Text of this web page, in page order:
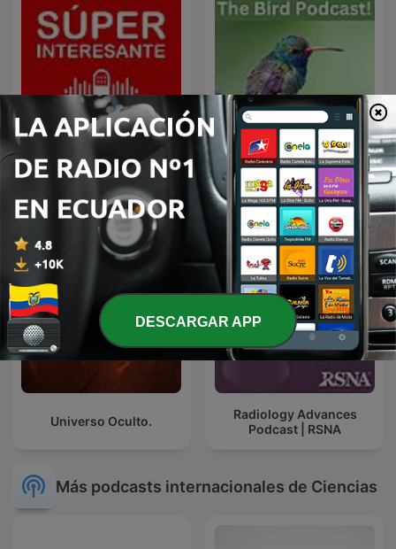
Súper Interesante Birds
Universo Oculto.
Radiology Advances
Podcast | RSNA
Más podcasts internacionales de Ciencias
DESCARGAR APP